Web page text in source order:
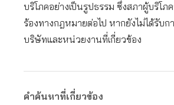
บริโภคอย่างเป็นรูปธรรม ซึ่งสภาผู้บริโภ
ร้องทางกฎหมายต่อไป หากยังไม่ได้รับ
บริษัทและหน่วยงานที่เกี่ยวข้อง
คำค้นหาที่เกี่ยวข้อง